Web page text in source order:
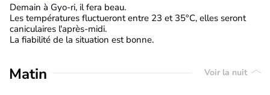
Demain à Gyo-ri, il fera beau.
Les températures fluctueront entre 23 et 35°C, elles seront
caniculaires l'après-midi.
La fiabilité de la situation est bonne.
Matin Voir la nuit